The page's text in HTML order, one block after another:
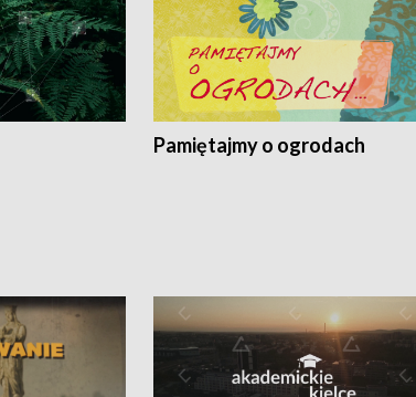
Pamiętajmy o ogrodach